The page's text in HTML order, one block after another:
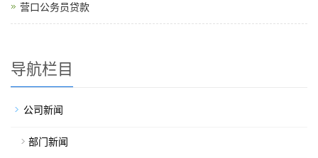
营口公务员贷款
导航栏目
公司新闻
部门新闻